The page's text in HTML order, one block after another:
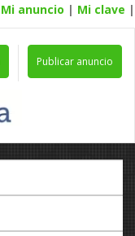
Mi anuncio | Mi clave |
Publicar anuncio